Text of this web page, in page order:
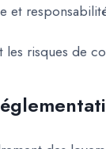
et
risques de